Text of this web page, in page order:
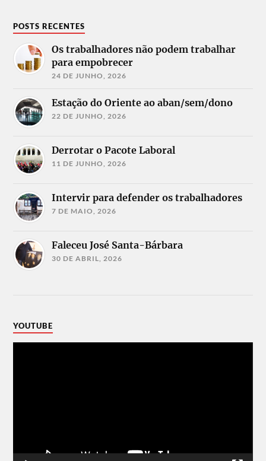
POSTS RECENTES
Os trabalhadores não podem trabalhar
para empobrecer
24 DE JUNHO, 2026
Estação do Oriente ao aban/sem/dono
22 DE JUNHO, 2026
Derrotar o Pacote Laboral
11 DE JUNHO, 2026
Intervir para defender os trabalhadores
7 DE MAIO, 2026
Faleceu José Santa-Bárbara
30 DE ABRIL, 2026
YOUTUBE